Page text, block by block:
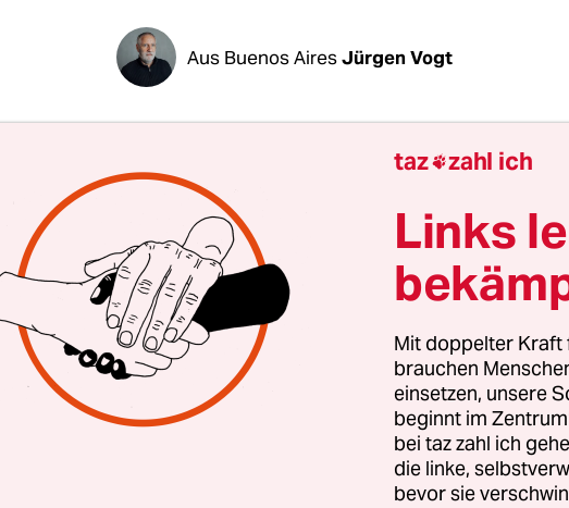
Aus Buenos AiresJürgen Vogt
Augusto Pinochet ist nicht mehr Präsident.
spannungsgeladenen Sitzung hat das
am Dienstag beschlossen, dass der Ex-
Kongresses nicht mehr als „Präsident“
Ja-Stimmen, 47 Nein-Stimmen und 8
die Abgeordneten eine entsprechende
Register und Informationen zur Person
überarbeitet werden.
„Unter seinem (Pinochets) Kommando
Militärregime errichtet, das bis 1990
bürgerlichen und politischen Rechte ein,
taz zahl ich
Links
Mit doppelter Kraft
brauchen
einsetzen, unsere
beginnt im
bei taz zahl ich
die linke,
bevor sie